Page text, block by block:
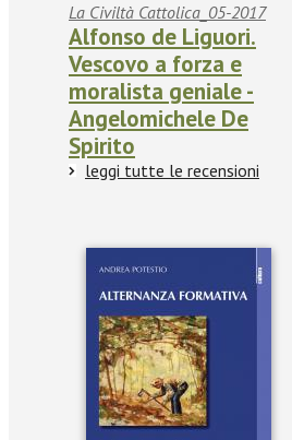
La Civiltà Cattolica_05-2017
Alfonso de Liguori.
Vescovo a forza e
moralista geniale -
Angelomichele De
Spirito
leggi tutte le recensioni